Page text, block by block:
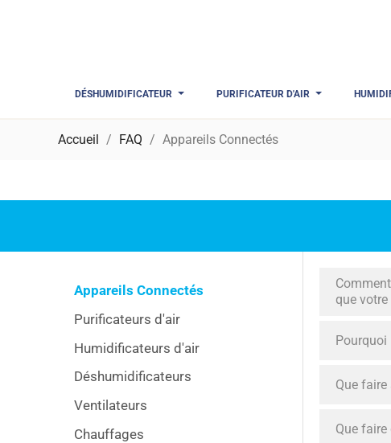
DÉSHUMIDIFICATEUR PURIFICATEUR D'AIR
Accueil FAQ Appareils Connectés
Appareils Connectés
Purificateurs d'air
Humidificateurs d'air
Déshumidificateurs
Ventilateurs
Chauffages
que
Pourquoi
Que
Que